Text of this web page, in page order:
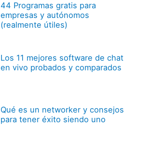
44 Programas gratis para
empresas y autónomos
(realmente útiles)
Los 11 mejores software de chat
en vivo probados y comparados
Qué es un networker y consejos
para tener éxito siendo uno